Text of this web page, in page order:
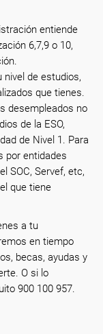
entiende
6,7,9 o 10,
nivel de estudios,
que tienes.
desempleados no
de la ESO,
de Nivel 1. Para
por entidades
SOC, Servef, etc,
que tiene
a tu
en tiempo
becas, ayudas y
O si lo
900 100 957.